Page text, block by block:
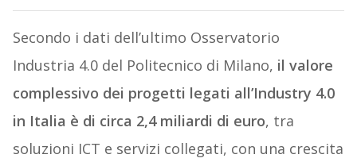
Secondo i dati dell’ultimo Osservatorio
Industria 4.0 del Politecnico di Milano, il valore
complessivo dei progetti legati all’Industry 4.0
in Italia è di circa 2,4 miliardi di euro, tra
soluzioni ICT e servizi collegati, con una crescita